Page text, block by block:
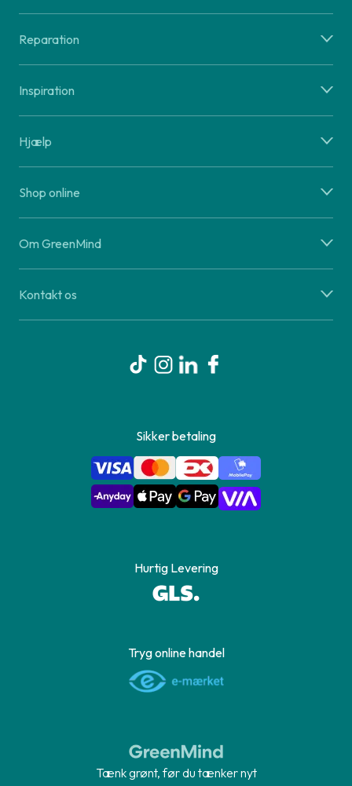
Reparation
Inspiration
Hjælp
Shop online
Om GreenMind
Kontakt os
Sikker betaling
Hurtig Levering
Tryg online handel
Tænk grønt, før du tænker nyt